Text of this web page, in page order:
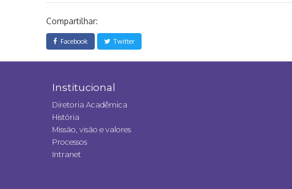
Compartilhar:
Facebook Twitter
Institucional
Diretoria Acadêmica
História
Missão, visão e valores
Processos
Intranet